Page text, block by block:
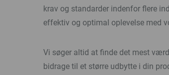
krav og standarder indenfor flere
effektiv og optimal oplevelse med
Vi søger altid at finde det mest
bidrage til et større udbytte i din